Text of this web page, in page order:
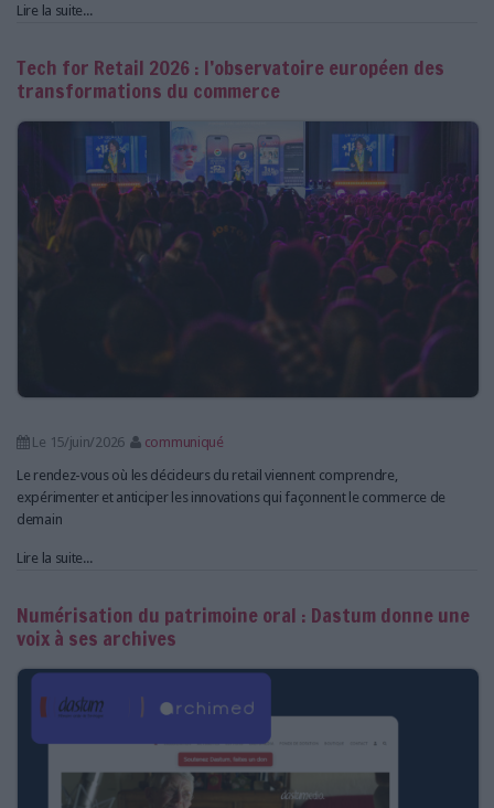
Lire la suite...
Tech for Retail 2026 : l’observatoire européen des
transformations du commerce
Le 15/juin/2026
communiqué
Le rendez-vous où les décideurs du retail viennent comprendre,
expérimenter et anticiper les innovations qui façonnent le commerce de
demain
Lire la suite...
Numérisation du patrimoine oral : Dastum donne une
voix à ses archives